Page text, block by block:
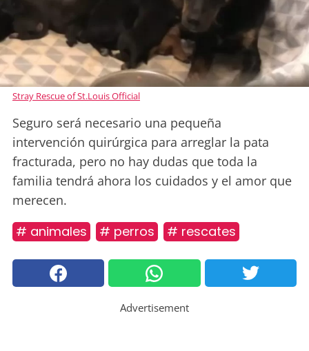
Stray Rescue of St.Louis Official
Seguro será necesario una pequeña
intervención quirúrgica para arreglar la pata
fracturada, pero no hay dudas que toda la
familia tendrá ahora los cuidados y el amor que
merecen.
# animales # perros # rescates
Advertisement